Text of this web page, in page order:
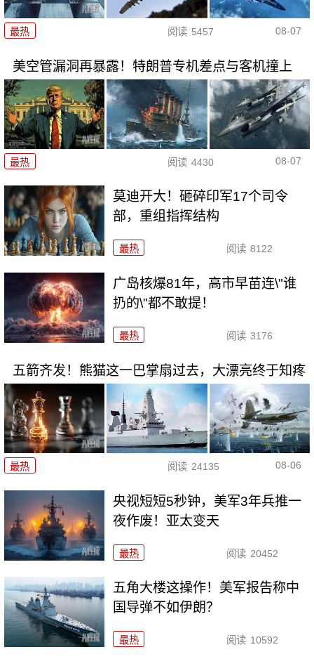
最热 阅读 5457 08-07
美空管漏洞再暴露！特朗普专机差点与客机撞上
最热 阅读 4430 08-07
莫迪开大！砸碎印军17个司令
部，重组指挥结构
最热 阅读 8122
广岛核爆81年，高市早苗连\"谁
扔的\"都不敢提！
最热 阅读 3176
五箭齐发！熊猫这一巴掌扇过去，大漂亮终于知疼
最热 阅读 24135 08-06
央视短短5秒钟，美军3年兵推一
夜作废！亚太变天
最热 阅读 20452
五角大楼这操作！美军报告称中
国导弹不如伊朗？
最热 阅读 10592